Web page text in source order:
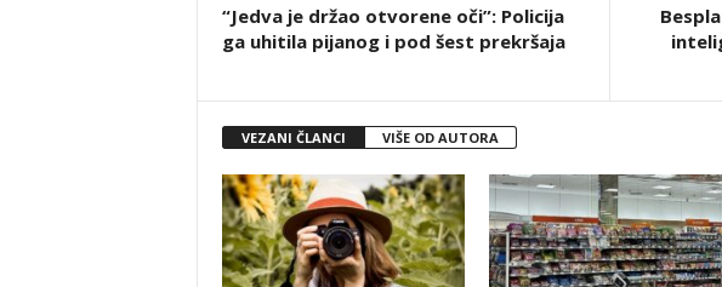
“Jedva je držao otvorene oči”: Policija
ga uhitila pijanog i pod šest prekršaja
VEZANI ČLANCI VIŠE OD AUTORA